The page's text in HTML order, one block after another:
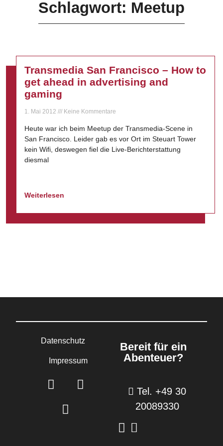
Schlagwort: Meetup
Transmedia San Francisco – How to
get ahead in advertising and
gaming
1. Mai 2012 Keine Kommentare
Heute war ich beim Meetup der Transmedia-Scene in
San Francisco. Leider gab es vor Ort im Steuart Tower
kein Wifi, deswegen fiel die Live-Berichterstattung
diesmal
Weiterlesen
Datenschutz
Impressum
Bereit für ein
Abenteuer?
Tel. +49 30
20089330